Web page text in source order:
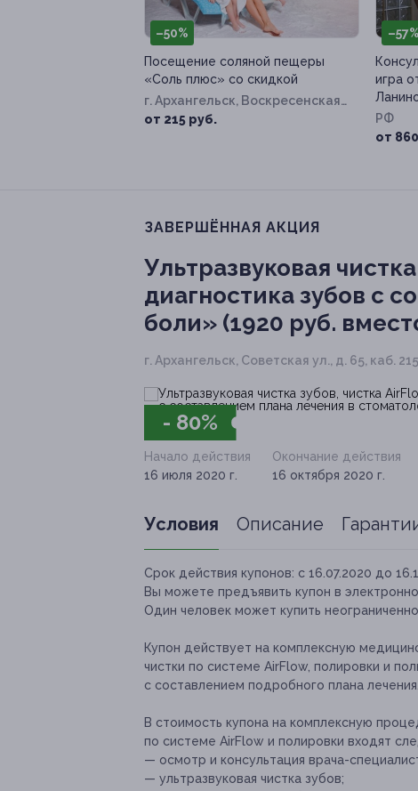
–50%
Посещение соляной пещеры
«Соль плюс» со скидкой
г. Архангельск, Воскресенская
ул, д. 93, к. 1
от 215 руб.
–57%
игра
РФ
от
ЗАВЕРШЁННАЯ АКЦИЯ
Ультразвуковая
диагностика зубов с
боли» (1920 руб.
г. Архангельск, Советская ул., д. 65, каб. 215
- 80%
Начало действия
16 июля 2020 г.
Окончание действия
16 октября 2020 г.
Условия Описание
Срок действия купонов: с 16.07.2020 до
Вы можете предъявить купон в
Один человек может купить
Купон действует на комплексную
чистки по системе AirFlow, полировки и
с составлением подробного плана лечения.
В стоимость купона на комплексную
по системе AirFlow и полировки входят
— осмотр и консультация врача-
— ультразвуковая чистка зубов;